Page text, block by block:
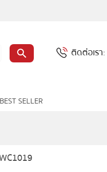
BEST SELLER
ติดต่อเรา: